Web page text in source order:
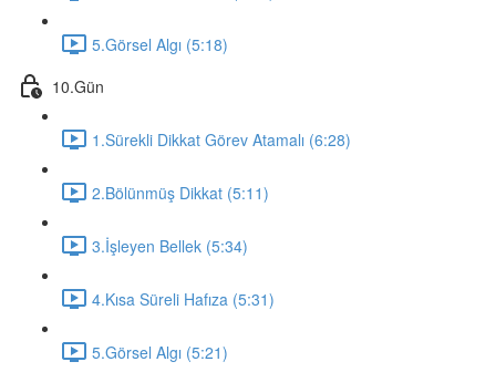
5.Görsel Algı (5:18)
10.Gün
1.Sürekli Dikkat Görev Atamalı (6:28)
2.Bölünmüş Dikkat (5:11)
3.İşleyen Bellek (5:34)
4.Kısa Süreli Hafıza (5:31)
5.Görsel Algı (5:21)